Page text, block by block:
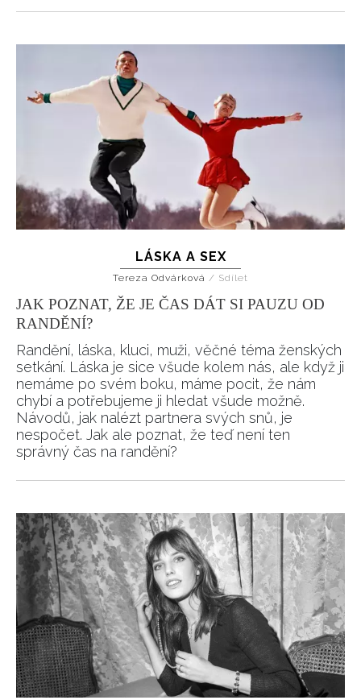
LÁSKA A SEX
Tereza Odvárková / Sdílet
JAK POZNAT, ŽE JE ČAS DÁT SI PAUZU OD
RANDĚNÍ?
Randění, láska, kluci, muži, věčné téma ženských
setkání. Láska je sice všude kolem nás, ale když ji
nemáme po svém boku, máme pocit, že nám
chybí a potřebujeme ji hledat všude možně.
Návodů, jak nalézt partnera svých snů, je
nespočet. ​​​​​​​Jak ale poznat, že teď není ten
správný čas na randění?